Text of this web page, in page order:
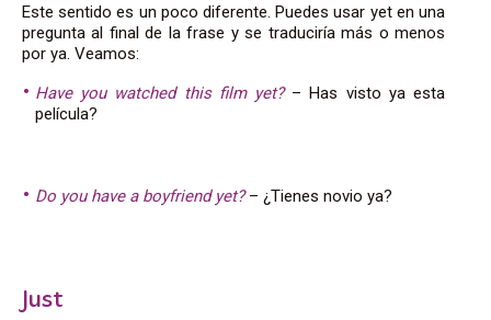
Este sentido es un poco diferente. Puedes usar yet en una
pregunta al final de la frase y se traduciría más o menos
por ya. Veamos:
Have you watched this film yet?– Has visto ya esta
película?
Do you have a boyfriend yet?– ¿Tienes novio ya?
Just